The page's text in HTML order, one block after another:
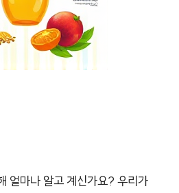
얼마나 알고 계신가요? 우리가